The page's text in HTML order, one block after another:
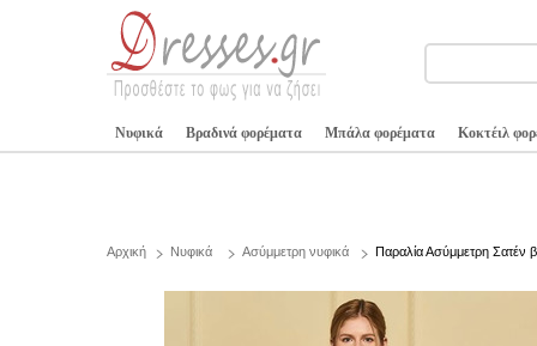
Νυφικά Βραδινά φορέματα Μπάλα φορέματα Κοκτέιλ
Αρχική Νυφικά Ασύμμετρη νυφικά Παραλία Ασύμμετρη Σατέν